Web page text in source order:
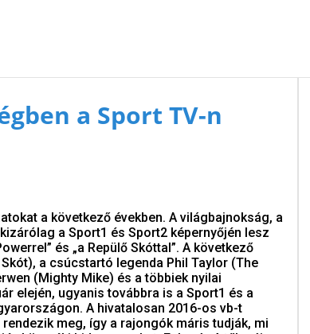
a Sport TV-n
a következő években. A világbajnokság, a
a Sport1 és Sport2 képernyőjén lesz
és „a Repülő Skóttal”. A következő
a csúcstartó legenda Phil Taylor (The
(Mighty Mike) és a többiek nyilai
elején, ugyanis továbbra is a Sport1 és a
A hivatalosan 2016-os vb-t
meg, így a rajongók máris tudják, mi